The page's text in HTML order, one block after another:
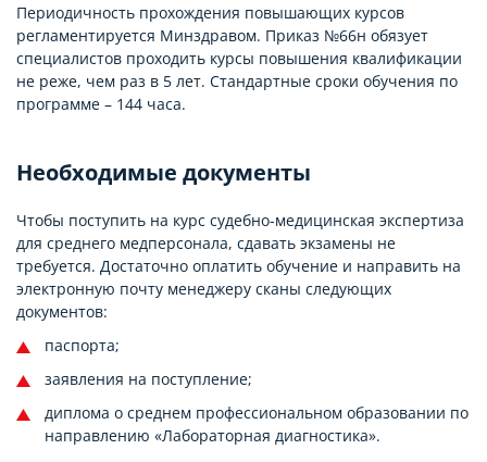
Периодичность прохождения повышающих курсов
регламентируется Минздравом. Приказ №66н обязует
специалистов проходить курсы повышения квалификации
не реже, чем раз в 5 лет. Стандартные сроки обучения по
программе – 144 часа.
Необходимые документы
Чтобы поступить на курс судебно-медицинская экспертиза
для среднего медперсонала, сдавать экзамены не
требуется. Достаточно оплатить обучение и направить на
электронную почту менеджеру сканы следующих
документов:
паспорта;
заявления на поступление;
диплома о среднем профессиональном образовании по
направлению «Лабораторная диагностика».